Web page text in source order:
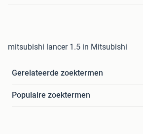
mitsubishi lancer 1.5 in Mitsubishi
Gerelateerde zoektermen
Populaire zoektermen